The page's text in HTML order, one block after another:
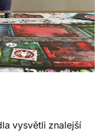
vysvětli znalejší